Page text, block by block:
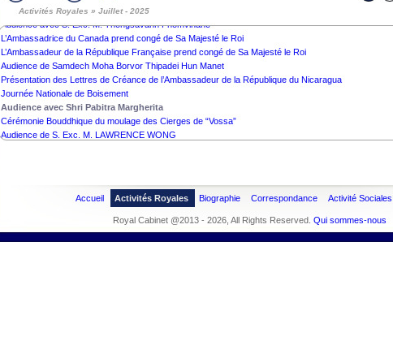
Activités Royales » Juillet - 2025
Dons de M. Liu Miao
Audience avec S. Exc. M. Thongsavanh Phomvihane
L’Ambassadrice du Canada prend congé de Sa Majesté le Roi
L’Ambassadeur de la République Française prend congé de Sa Majesté le Roi
Audience de Samdech Moha Borvor Thipadei Hun Manet
Présentation des Lettres de Créance de l’Ambassadeur de la République du Nicaragua
Journée Nationale de Boisement
Audience avec Shri Pabitra Margherita
Cérémonie Bouddhique du moulage des Cierges de “Vossa”
Audience de S. Exc. M. LAWRENCE WONG
Accueil Activités Royales Biographie Correspondance Activité Sociales
Royal Cabinet @2013 - 2026, All Rights Reserved. Qui sommes-nous